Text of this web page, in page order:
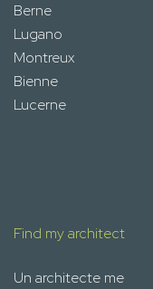
Berne
Lugano
Montreux
Bienne
Lucerne
Find my architect
Un architecte me